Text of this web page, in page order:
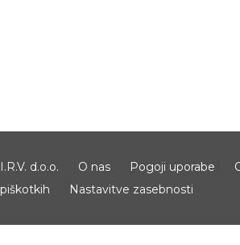
I.R.V. d.o.o. O nas Pogoji uporabe
piškotkih
Nastavitve zasebnosti